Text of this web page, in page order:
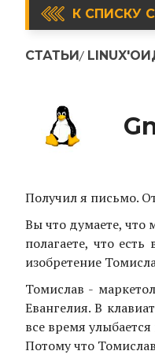
К СПИСКУ
СТАТЬИ
Получил я письмо.
Вы что думаете, что
полагаете, что
изобретение
Томислав -
Евангелия. В
все время
Потому что